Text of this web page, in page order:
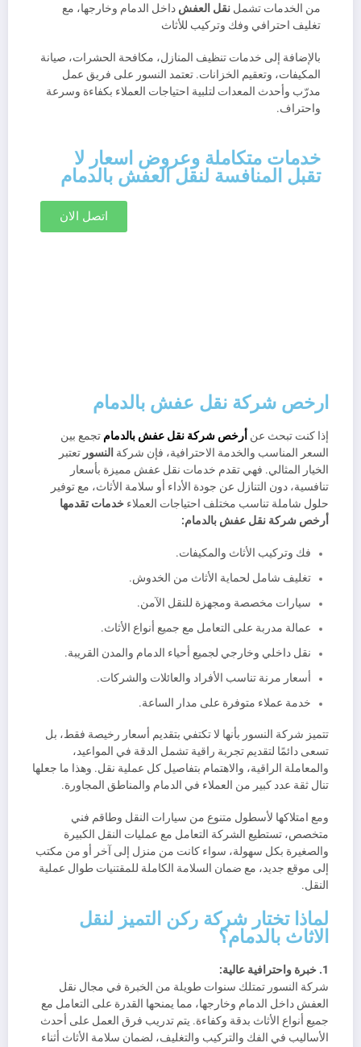
من الخدمات تشمل نقل العفش داخل الدمام وخارجها، مع
تغليف احترافي وفك وتركيب للأثاث
بالإضافة إلى خدمات تنظيف المنازل، مكافحة الحشرات، صيانة
المكيفات، وتعقيم الخزانات. تعتمد النسور على فريق عمل
مدرّب وأحدث المعدات لتلبية احتياجات العملاء بكفاءة وسرعة
واحتراف.
خدمات متكاملة وعروض اسعار لا
تقبل المنافسة لنقل العفش بالدمام
اتصل الان
ارخص شركة نقل عفش بالدمام
إذا كنت تبحث عن أرخص شركة نقل عفش بالدمام تجمع بين
السعر المناسب والخدمة الاحترافية، فإن شركة النسور تعتبر
الخيار المثالي. فهي تقدم خدمات نقل عفش مميزة بأسعار
تنافسية، دون التنازل عن جودة الأداء أو سلامة الأثاث، مع توفير
حلول شاملة تناسب مختلف احتياجات العملاء خدمات تقدمها
أرخص شركة نقل عفش بالدمام:
فك وتركيب الأثاث والمكيفات.
تغليف شامل لحماية الأثاث من الخدوش.
سيارات مخصصة ومجهزة للنقل الآمن.
عمالة مدربة على التعامل مع جميع أنواع الأثاث.
نقل داخلي وخارجي لجميع أحياء الدمام والمدن القريبة.
أسعار مرنة تناسب الأفراد والعائلات والشركات.
خدمة عملاء متوفرة على مدار الساعة.
تتميز شركة النسور بأنها لا تكتفي بتقديم أسعار رخيصة فقط، بل
تسعى دائمًا لتقديم تجربة راقية تشمل الدقة في المواعيد،
والمعاملة الراقية، والاهتمام بتفاصيل كل عملية نقل. وهذا ما جعلها
تنال ثقة عدد كبير من العملاء في الدمام والمناطق المجاورة.
ومع امتلاكها لأسطول متنوع من سيارات النقل وطاقم فني
متخصص، تستطيع الشركة التعامل مع عمليات النقل الكبيرة
والصغيرة بكل سهولة، سواء كانت من منزل إلى آخر أو من مكتب
إلى موقع جديد، مع ضمان السلامة الكاملة للمقتنيات طوال عملية
النقل.
لماذا تختار شركة ركن التميز لنقل
الاثاث بالدمام؟
1. خبرة واحترافية عالية:
شركة النسور تمتلك سنوات طويلة من الخبرة في مجال نقل
العفش داخل الدمام وخارجها، مما يمنحها القدرة على التعامل مع
جميع أنواع الأثاث بدقة وكفاءة. يتم تدريب فرق العمل على أحدث
الأساليب في الفك والتركيب والتغليف، لضمان سلامة الأثاث أثناء